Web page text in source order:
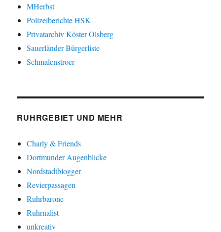
MHerbst
Polizeiberichte HSK
Privatarchiv Köster Olsberg
Sauerländer Bürgerliste
Schmalenstroer
RUHRGEBIET UND MEHR
Charly & Friends
Dortmunder Augenblicke
Nordstadtblogger
Revierpassagen
Ruhrbarone
Ruhrnalist
unkreativ